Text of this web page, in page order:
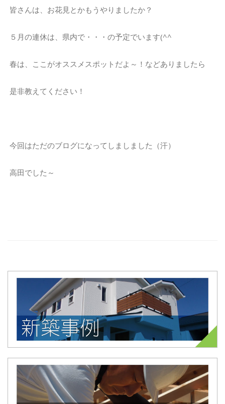
皆さんは、お花見とかもうやりましたか？
５月の連休は、県内で・・・の予定でいます(^^
春は、ここがオススメスポットだよ～！などありましたら
是非教えてください！
今回はただのブログになってしましました（汗）
高田でした～